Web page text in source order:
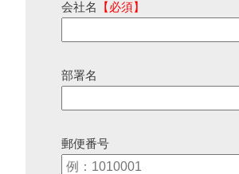
会社名 【必須】
部署名
郵便番号